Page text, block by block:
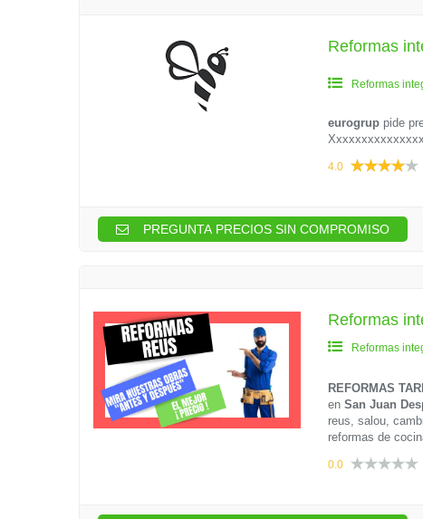
Reformas
Reformas
eurogrup pide
4.0
PREGUNTA PRECIOS SIN COMPROMISO
Reformas
Reformas
REFORMAS
enSan Juan
reus, salou,
reformas de
0.0